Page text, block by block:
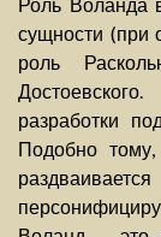
Роль Воланда
сущности (при
роль
разработки
Подобно